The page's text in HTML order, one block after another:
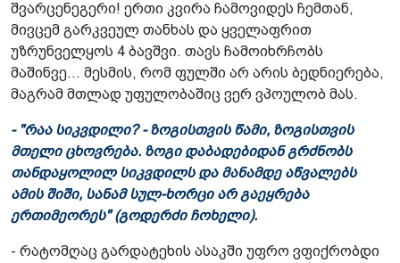
შვარცენეგერი! ერთი კვირა ჩამოვიდეს ჩემთან,
მივცემ გარკვეულ თანხას და ყველაფრით
უზრუნველყოს 4 ბავშვი. თავს ჩამოიხრჩობს
მაშინვე... მესმის, რომ ფულში არ არის ბედნიერება,
მაგრამ მთლად უფულობაშიც ვერ ვპოულობ მას.
- "რაა სიკვდილი? - ზოგისთვის წამი, ზოგისთვის
მთელი ცხოვრება. ზოგი დაბადებიდან გრძნობს
თანდაყოლილ სიკვდილს და მანამდე აწვალებს
ამის შიში, სანამ სულ-ხორცი არ გაეყრება
ერთიმეორეს" (გოდერძი ჩოხელი).
- რატომღაც გარდატეხის ასაკში უფრო ვფიქრობდი